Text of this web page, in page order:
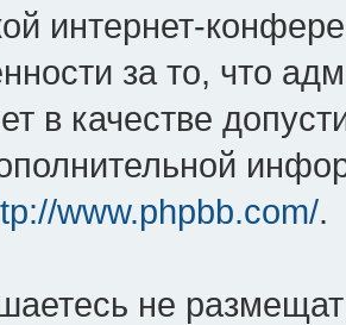
интернет-
за то, что
в качестве
www.phpbb.com/.
не